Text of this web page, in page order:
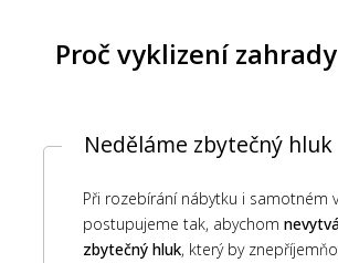
Proč vyklizení
Neděláme zbytečný hluk
Při rozebírání nábytku i samotném
postupujeme tak, abychom
zbytečný hluk, který by